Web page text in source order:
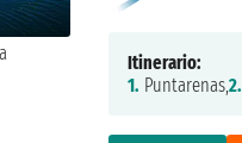
Itinerario:
1. Puntarenas,2.